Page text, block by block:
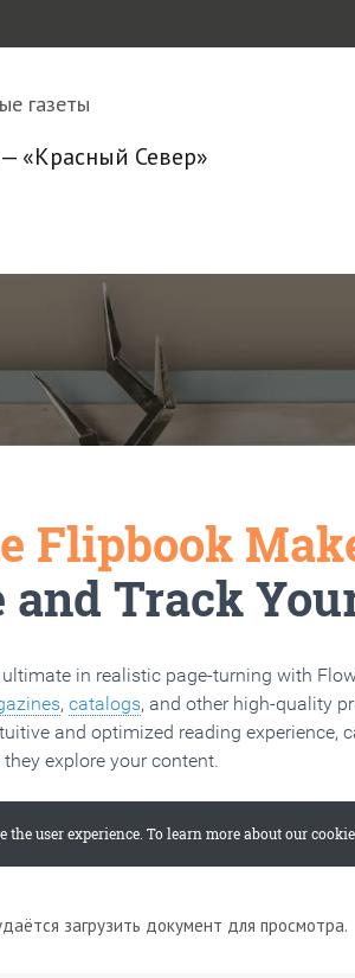
газеты
«Красный Север»
загрузить документ для просмотра.